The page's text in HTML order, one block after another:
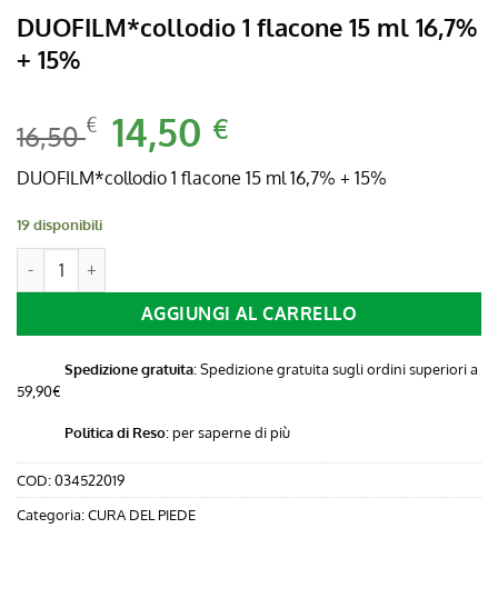
DUOFILM*collodio 1 flacone 15 ml 16,7%
+ 15%
16,50€ Il
prezzo
originale
14,50 €
attuale
DUOFILM*collodio 1 flacone 15 ml 16,7% + 15%
19 disponibili
AGGIUNGI AL CARRELLO
Spedizione gratuita: Spedizione gratuita sugli ordini superiori a
59,90€
Politica di Reso:per saperne di più
COD:034522019
Categoria:CURA DEL PIEDE